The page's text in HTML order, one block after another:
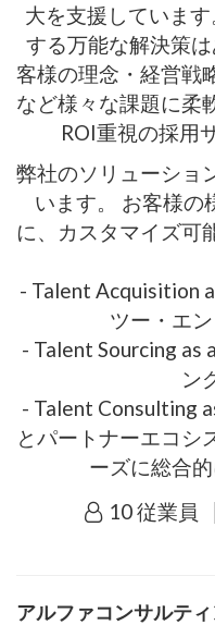
大を支援していま
する万能な解決策
客様の理念・経営戦
など様々な課題に柔
ROI重視の採用
弊社のソリューショ
います。 お客様の
に、カスタマイズ可
- Talent Acquisition
ツー・エ
- Talent Sourcing as
ン
- Talent Consulting
とパートナーエコシ
ーズに総合
10 従業員
アルファコンサルテ